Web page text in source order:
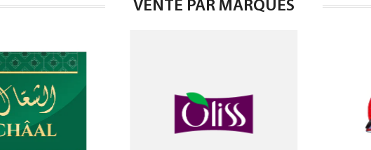
VENTE PAR MARQUES